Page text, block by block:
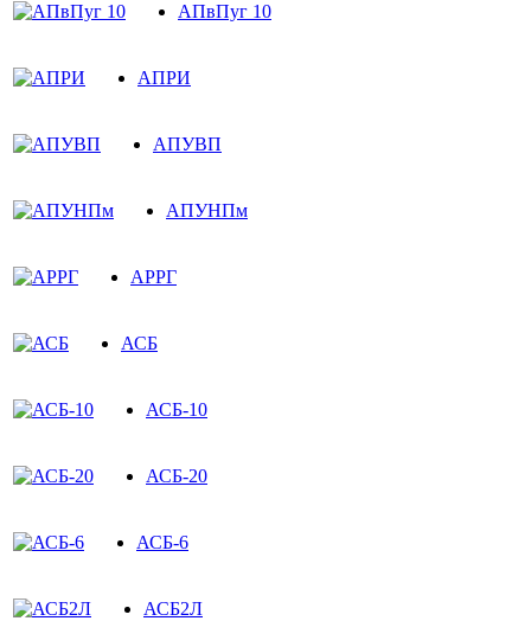
АПвПуг 10
АПРИ
АПУВП
АПУНПм
АРРГ
АСБ
АСБ-10
АСБ-20
АСБ-6
АСБ2Л